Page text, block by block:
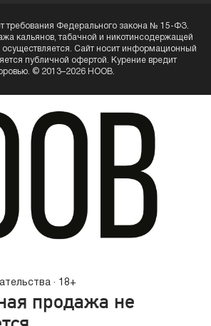
требования Федерального закона № 15-ФЗ.
кальянов, табачной и никотинсодержащей
осуществляется. Сайт носит информационный
публичной офертой. Курение вредит
© 2013–2026 HOOB.
· 18+
продажа не